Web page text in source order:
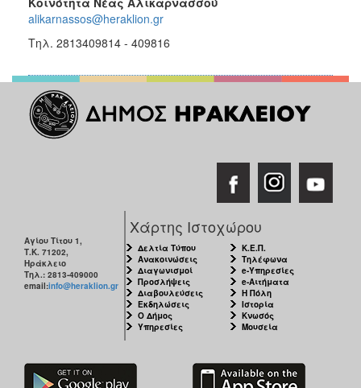
alikarnassos@heraklion.gr
Τηλ. 2813409814 - 409816
Αγίου Τίτου 1,
Τ.Κ. 71202,
Ηράκλειο
Τηλ.: 2813-409000
email:info@heraklion.gr
Χάρτης Ιστοχώρου
Δελτία Τύπου
Ανακοινώσεις
Διαγωνισμοί
Προσλήψεις
Διαβουλεύσεις
Εκδηλώσεις
Ο Δήμος
Υπηρεσίες
Κ.Ε.Π.
Τηλέφωνα
e-Υπηρεσίες
e-Αιτήματα
Η Πόλη
Ιστορία
Κνωσός
Μουσεία